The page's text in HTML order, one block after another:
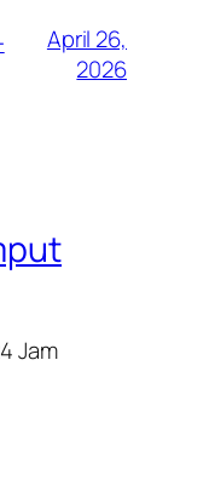
April 26,
2026
Jam